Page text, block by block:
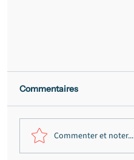
Commentaires
Commenter et noter...